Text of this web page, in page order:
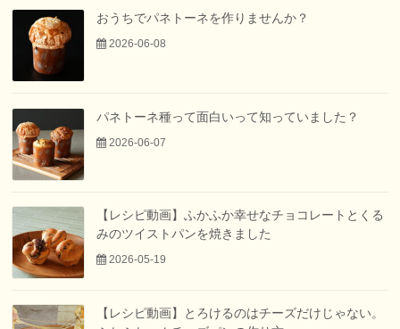
おうちでパネトーネを作りませんか？
2026-06-08
パネトーネ種って面白いって知っていました？
2026-06-07
【レシピ動画】ふかふか幸せなチョコレートとくる
みのツイストパンを焼きました
2026-05-19
【レシピ動画】とろけるのはチーズだけじゃない。